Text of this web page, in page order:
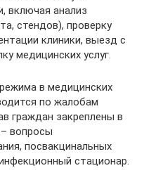
включая анализ
стендов), проверку
клиники, выезд с
медицинских услуг.
в медицинских
по жалобам
граждан закреплены в
вопросы
посвакцинальных
стационар.